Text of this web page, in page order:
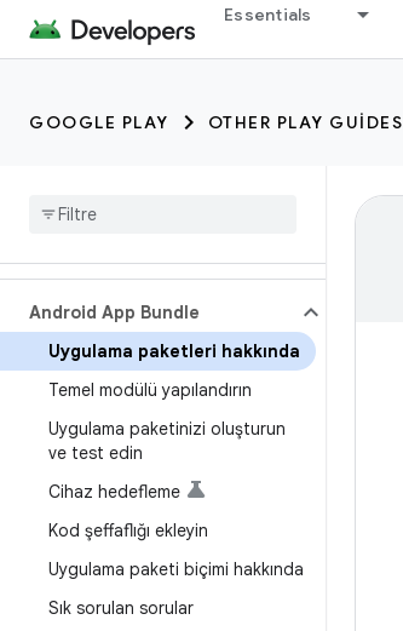
Essentials
GOOGLE PLAY OTHER PLAY GUIDES
Android App Bundle
Uygulama paketleri hakkında
Temel modülü yapılandırın
Uygulama paketinizi oluşturun
ve test edin
Cihaz hedefleme
Kod şeffaflığı ekleyin
Uygulama paketi biçimi hakkında
Sık sorulan sorular